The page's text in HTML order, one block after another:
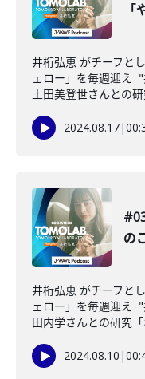
井桁弘恵 がチーフと
ェロー」を毎週迎え
土田美登世さんとの
2024.08.17|
の
井桁弘恵 がチーフと
ェロー」を毎週迎え
田内学さんとの研究
2024.08.10 |